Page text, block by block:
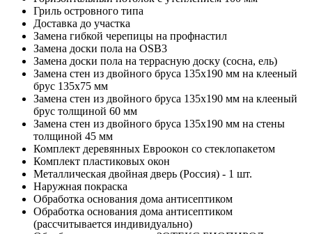
Гриль островного типа
Доставка до участка
Замена гибкой черепицы на профнастил
Замена доски пола на OSB3
Замена доски пола на террасную доску (сосна, ель)
Замена стен из двойного бруса 135х190 мм на клееный
брус 135х75 мм
Замена стен из двойного бруса 135х190 мм на клееный
брус толщиной 60 мм
Замена стен из двойного бруса 135х190 мм на стены
толщиной 45 мм
Комплект деревянных Евроокон со стеклопакетом
Комплект пластиковых окон
Металлическая двойная дверь (Россия) - 1 шт.
Наружная покраска
Обработка основания дома антисептиком
Обработка основания дома антисептиком
(рассчитывается индивидуально)